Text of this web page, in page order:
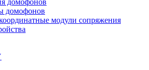
домофонов
домофонов
модули сопряжения